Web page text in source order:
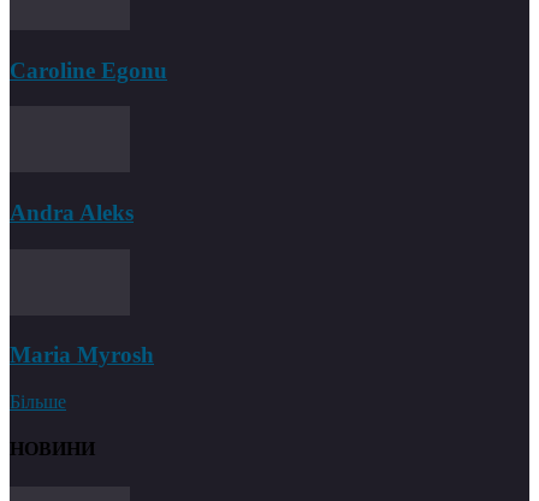
Caroline Egonu
Andra Aleks
Maria Myrosh
Більше
НОВИНИ